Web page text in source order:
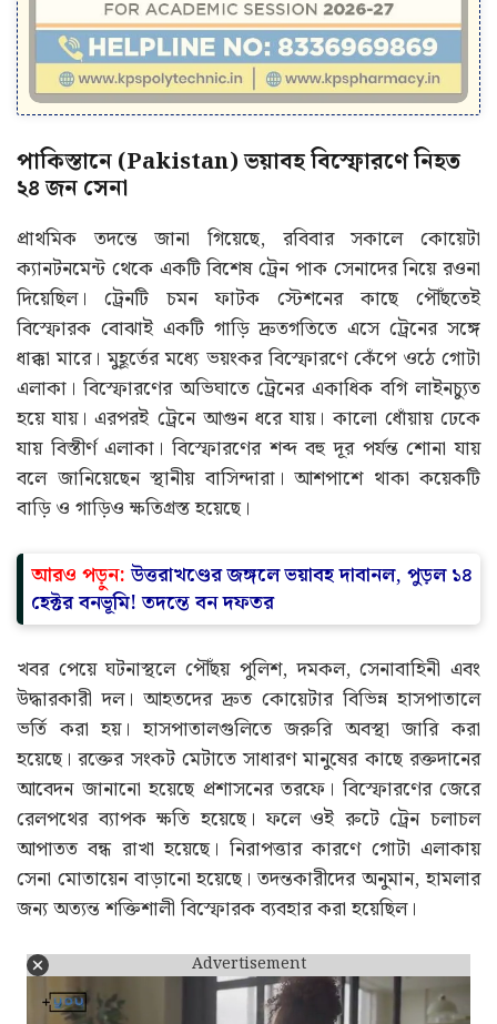
পাকিস্তানে (Pakistan) ভয়াবহ বিস্ফোরণে নিহত
২৪ জন সেনা
প্রাথমিক তদন্তে জানা গিয়েছে, রবিবার সকালে কোয়েটা
ক্যানটনমেন্ট থেকে একটি বিশেষ ট্রেন পাক সেনাদের নিয়ে রওনা
দিয়েছিল। ট্রেনটি চমন ফাটক স্টেশনের কাছে পৌঁছতেই
বিস্ফোরক বোঝাই একটি গাড়ি দ্রুতগতিতে এসে ট্রেনের সঙ্গে
ধাক্কা মারে। মুহূর্তের মধ্যে ভয়ংকর বিস্ফোরণে কেঁপে ওঠে গোটা
এলাকা। বিস্ফোরণের অভিঘাতে ট্রেনের একাধিক বগি লাইনচ্যুত
হয়ে যায়। এরপরই ট্রেনে আগুন ধরে যায়। কালো ধোঁয়ায় ঢেকে
যায় বিস্তীর্ণ এলাকা। বিস্ফোরণের শব্দ বহু দূর পর্যন্ত শোনা যায়
বলে জানিয়েছেন স্থানীয় বাসিন্দারা। আশপাশে থাকা কয়েকটি
বাড়ি ও গাড়িও ক্ষতিগ্রস্ত হয়েছে।
আরও পড়ুন:উত্তরাখণ্ডের জঙ্গলে ভয়াবহ দাবানল, পুড়ল ১৪
হেক্টর বনভূমি! তদন্তে বন দফতর
খবর পেয়ে ঘটনাস্থলে পৌঁছয় পুলিশ, দমকল, সেনাবাহিনী এবং
উদ্ধারকারী দল। আহতদের দ্রুত কোয়েটার বিভিন্ন হাসপাতালে
ভর্তি করা হয়। হাসপাতালগুলিতে জরুরি অবস্থা জারি করা
হয়েছে। রক্তের সংকট মেটাতে সাধারণ মানুষের কাছে রক্তদানের
আবেদন জানানো হয়েছে প্রশাসনের তরফে। বিস্ফোরণের জেরে
রেলপথের ব্যাপক ক্ষতি হয়েছে। ফলে ওই রুটে ট্রেন চলাচল
আপাতত বন্ধ রাখা হয়েছে। নিরাপত্তার কারণে গোটা এলাকায়
সেনা মোতায়েন বাড়ানো হয়েছে। তদন্তকারীদের অনুমান, হামলার
জন্য অত্যন্ত শক্তিশালী বিস্ফোরক ব্যবহার করা হয়েছিল।
Advertisement